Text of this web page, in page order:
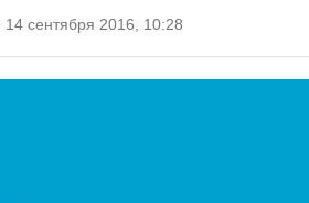
14 сентября 2016, 10:28